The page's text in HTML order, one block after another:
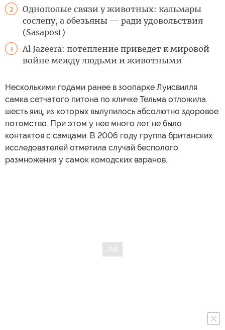
2
Однополые связи у животных: кальмары
сослепу, а обезьяны — ради удовольствия
(Sasapost)
3
Al Jazeera: потепление приведет к мировой
войне между людьми и животными
Несколькими годами ранее в зоопарке Луисвилля
самка сетчатого питона по кличке Тельма отложила
шесть яиц, из которых вылупилось абсолютно здоровое
потомство. При этом у нее много лет не было
контактов с самцами. В 2006 году группа британских
исследователей отметила случай бесполого
размножения у самок комодских варанов.